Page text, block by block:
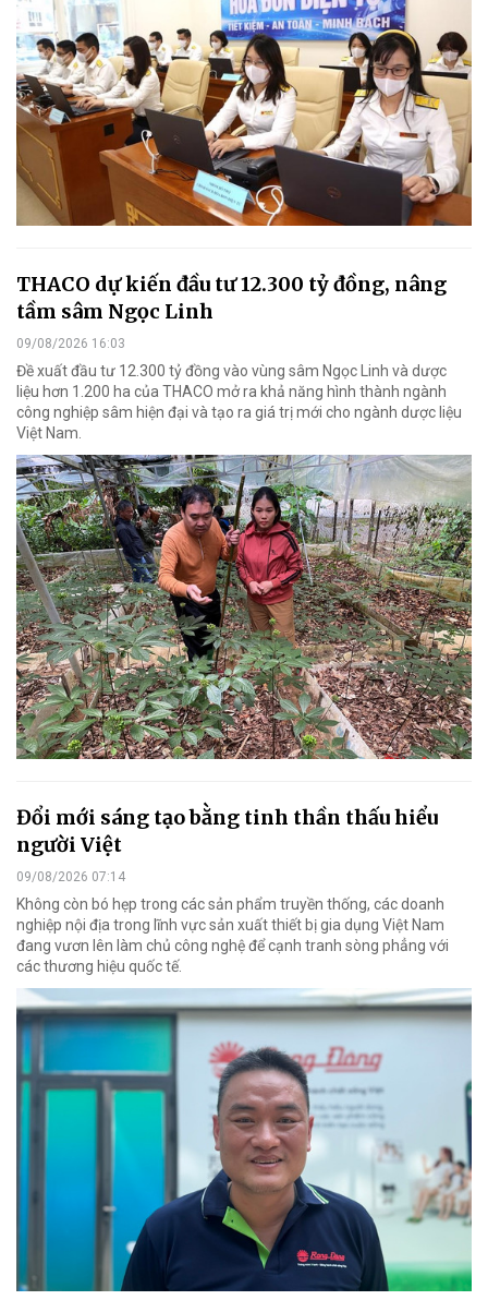
THACO dự kiến đầu tư 12.300 tỷ đồng, nâng
tầm sâm Ngọc Linh
09/08/2026 16:03
Đề xuất đầu tư 12.300 tỷ đồng vào vùng sâm Ngọc Linh và dược
liệu hơn 1.200 ha của THACO mở ra khả năng hình thành ngành
công nghiệp sâm hiện đại và tạo ra giá trị mới cho ngành dược liệu
Việt Nam.
Đổi mới sáng tạo bằng tinh thần thấu hiểu
người Việt
09/08/2026 07:14
Không còn bó hẹp trong các sản phẩm truyền thống, các doanh
nghiệp nội địa trong lĩnh vực sản xuất thiết bị gia dụng Việt Nam
đang vươn lên làm chủ công nghệ để cạnh tranh sòng phẳng với
các thương hiệu quốc tế.